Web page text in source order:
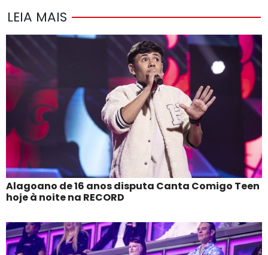
LEIA MAIS
Alagoano de 16 anos disputa Canta Comigo Teen
hoje à noite na RECORD